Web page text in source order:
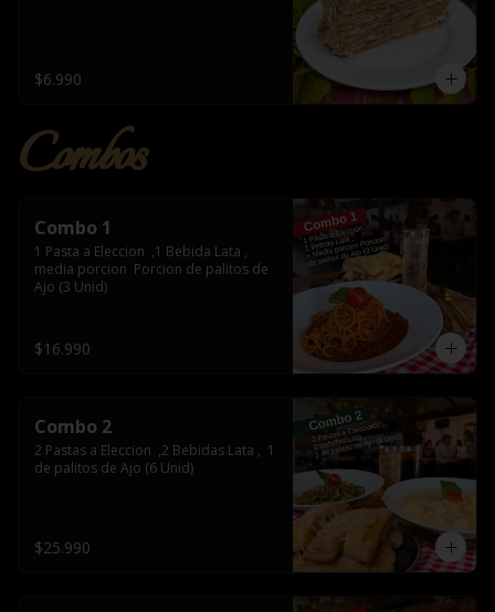
$6.990
Combos
Combo 1
1 Pasta a Eleccion  ,1 Bebida Lata ,
media porcion  Porcion de palitos de
Ajo (3 Unid)
$16.990
Combo 2
2 Pastas a Eleccion  ,2 Bebidas Lata ,  1
de palitos de Ajo (6 Unid)
$25.990